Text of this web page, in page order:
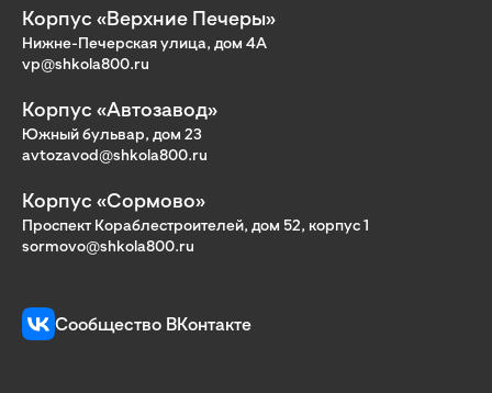
Корпус «Верхние Печеры»
Нижне-Печерская улица, дом 4А
vp@shkola800.ru
Корпус «Автозавод»
Южный бульвар, дом 23
avtozavod@shkola800.ru
Корпус «Сормово»
Проспект Кораблестроителей, дом 52, корпус 1
sormovo@shkola800.ru
Сообщество ВКонтакте